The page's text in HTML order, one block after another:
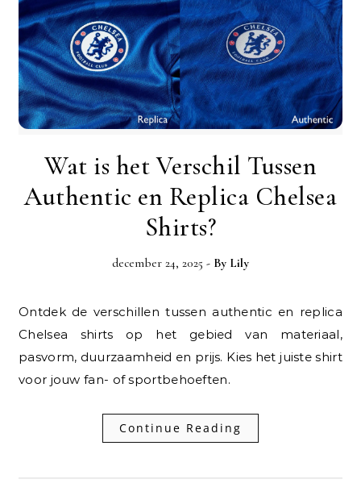
Wat is het Verschil Tussen
Authentic en Replica Chelsea
Shirts?
december 24, 2025 - By Lily
Ontdek de verschillen tussen authentic en replica
Chelsea shirts op het gebied van materiaal,
pasvorm, duurzaamheid en prijs. Kies het juiste shirt
voor jouw fan- of sportbehoeften.
Continue Reading